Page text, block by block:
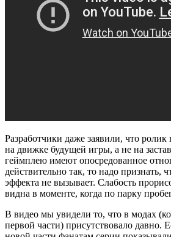
Разработчики даже заявили, что
на движке будущей игры, а не на
геймплею имеют опосредованное
действительно так, то надо признать,
эффекта не вызывает. Слабость
видна в моменте, когда по парку
В видео мы увидели то, что в модах
первой части) присутствовало давно.